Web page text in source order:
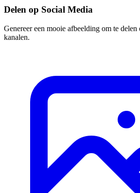
Delen op Social Media
Genereer een mooie afbeelding om te delen
kanalen.